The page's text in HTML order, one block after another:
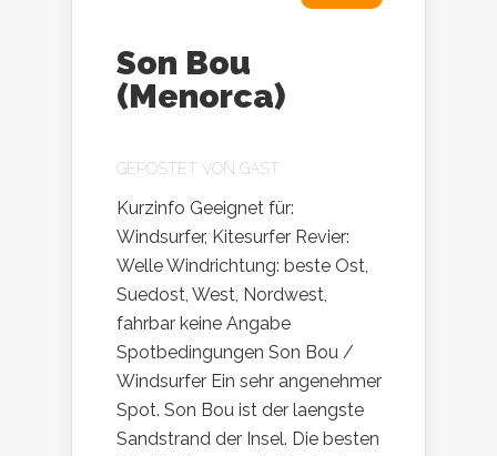
Son Bou
(Menorca)
GEPOSTET VON GAST
Kurzinfo Geeignet für:
Windsurfer, Kitesurfer Revier:
Welle Windrichtung: beste Ost,
Suedost, West, Nordwest,
fahrbar keine Angabe
Spotbedingungen Son Bou /
Windsurfer Ein sehr angenehmer
Spot. Son Bou ist der laengste
Sandstrand der Insel. Die besten